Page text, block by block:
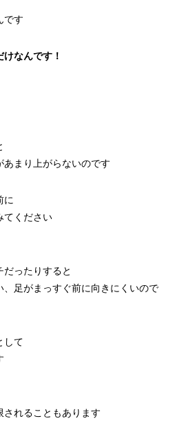
です
なんです！
まり上がらないのです
に
てください
ったりすると
足がまっすぐ前に向きにくいので
して
れることもあります